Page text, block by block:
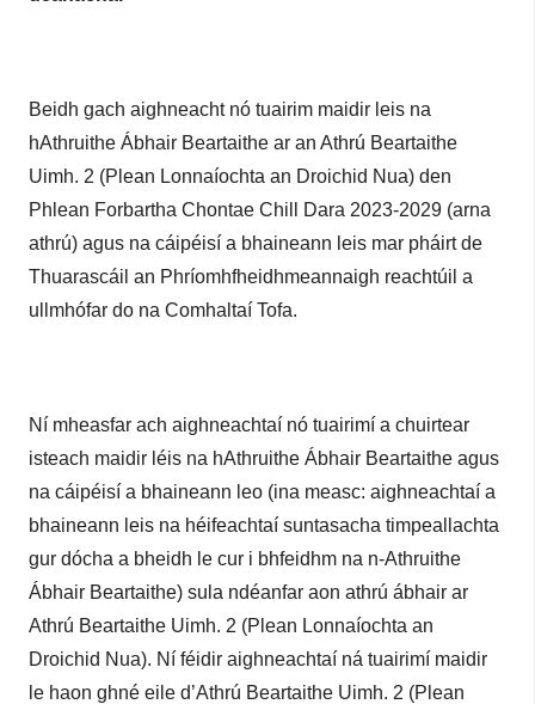
Beidh gach aighneacht nó tuairim maidir leis na
hAthruithe Ábhair Beartaithe ar an Athrú Beartaithe
Uimh. 2 (Plean Lonnaíochta an Droichid Nua) den
Phlean Forbartha Chontae Chill Dara 2023-2029 (arna
athrú) agus na cáipéisí a bhaineann leis mar pháirt de
Thuarascáil an Phríomhfheidhmeannaigh reachtúil a
ullmhófar do na Comhaltaí Tofa.
Ní mheasfar ach aighneachtaí nó tuairimí a chuirtear
isteach maidir léis na hAthruithe Ábhair Beartaithe agus
na cáipéisí a bhaineann leo (ina measc: aighneachtaí a
bhaineann leis na héifeachtaí suntasacha timpeallachta
gur dócha a bheidh le cur i bhfeidhm na n-Athruithe
Ábhair Beartaithe) sula ndéanfar aon athrú ábhair ar
Athrú Beartaithe Uimh. 2 (Plean Lonnaíochta an
Droichid Nua). Ní féidir aighneachtaí ná tuairimí maidir
le haon ghné eile d’Athrú Beartaithe Uimh. 2 (Plean